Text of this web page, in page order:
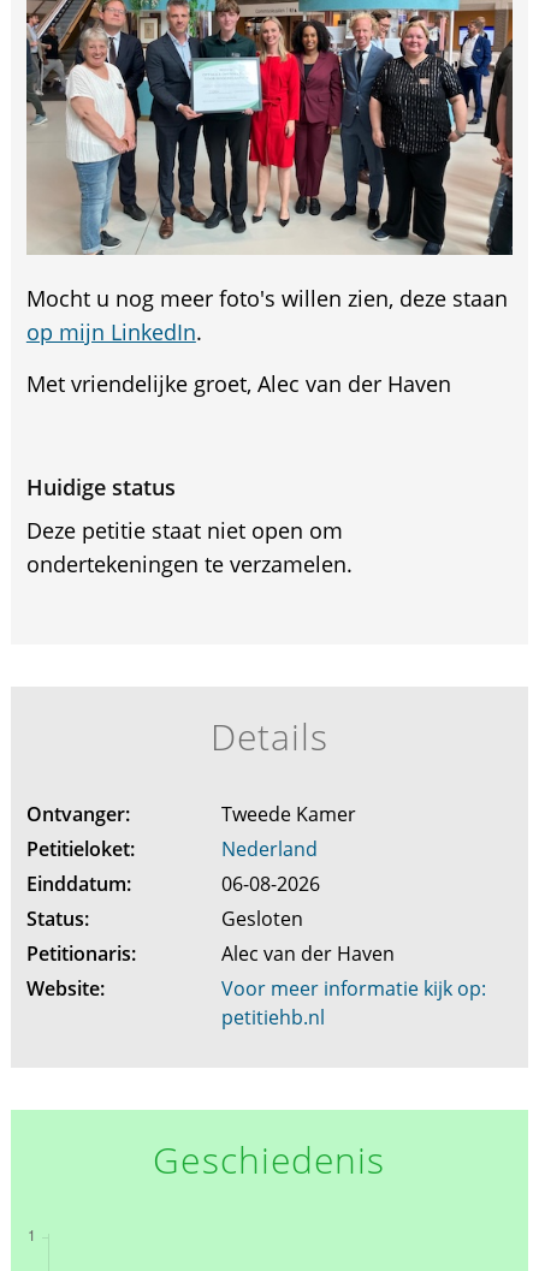
Mocht u nog meer foto's willen zien, deze staan
op mijn LinkedIn.
Met vriendelijke groet, Alec van der Haven
Huidige status
Deze petitie staat niet open om
ondertekeningen te verzamelen.
Details
Ontvanger:
Tweede Kamer
Petitieloket:
Nederland
Einddatum:
06-08-2026
Status:
Gesloten
Petitionaris:
Alec van der Haven
Website:
Voor meer informatie kijk op:
petitiehb.nl
Geschiedenis